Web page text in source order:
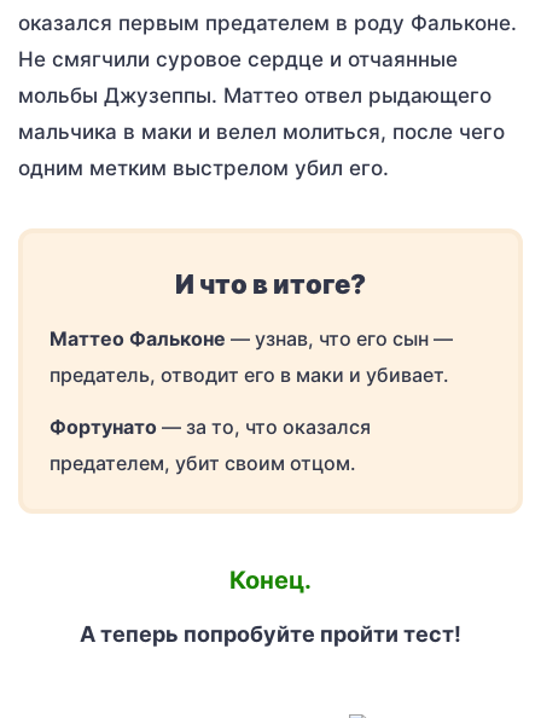
оказался первым предателем в роду Фальконе.
Не смягчили суровое сердце и отчаянные
мольбы Джузеппы. Маттео отвел рыдающего
мальчика в маки и велел молиться, после чего
одним метким выстрелом убил его.
И что в итоге?
Маттео Фальконе — узнав, что его сын —
предатель, отводит его в маки и убивает.
Фортунато — за то, что оказался
предателем, убит своим отцом.
Конец.
А теперь попробуйте пройти тест!